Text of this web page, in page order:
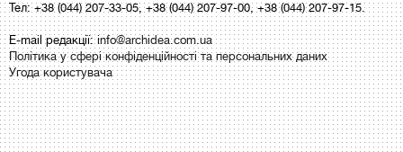
Тел: +38 (044) 207-33-05, +38 (044) 207-97-00, +38 (044) 207-97-15.
E-mail редакції:info@archidea.com.ua
Політика у сфері конфіденційності та персональних даних
Угода користувача